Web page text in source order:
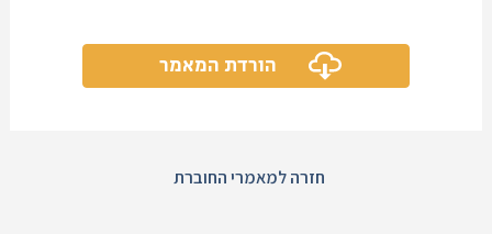
הורדת המאמר
חזרה למאמרי החוברת